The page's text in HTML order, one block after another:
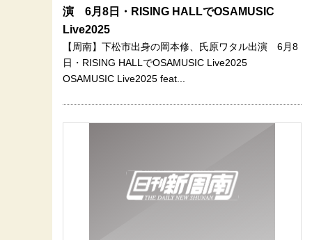
演 6月8日・RISING HALLでOSAMUSIC
Live2025
【周南】下松市出身の岡本修、氏原ワタル出演 6月8
日・RISING HALLでOSAMUSIC Live2025
OSAMUSIC Live2025 feat...